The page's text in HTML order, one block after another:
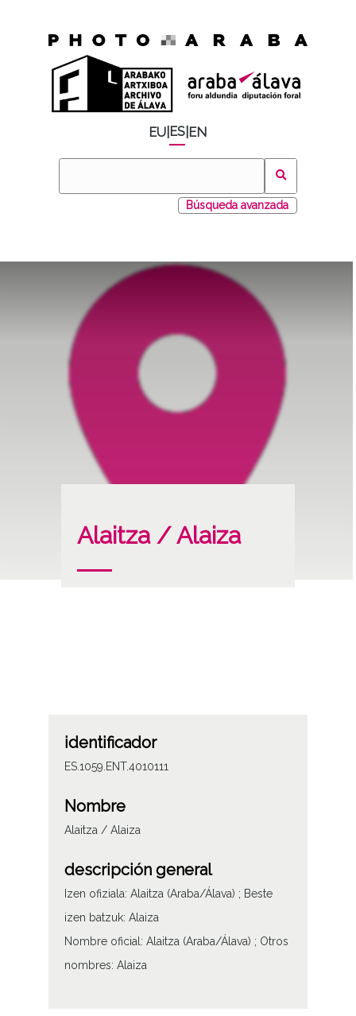
EU ES EN
Búsqueda avanzada
Alaitza / Alaiza
identificador
ES.1059.ENT.4010111
Nombre
Alaitza / Alaiza
descripción general
Izen ofiziala: Alaitza (Araba/Álava) ; Beste
izen batzuk: Alaiza
Nombre oficial: Alaitza (Araba/Álava) ; Otros
nombres: Alaiza